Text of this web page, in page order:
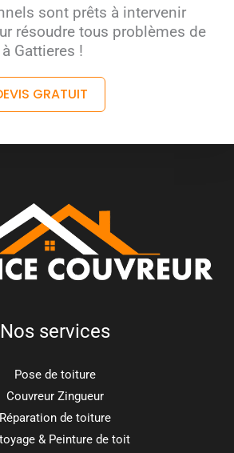
sont prêts à intervenir
résoudre tous problèmes de
Gattieres !
GRATUIT
Nos services
Pose de toiture
Couvreur Zingueur
Réparation de toiture
& Peinture de toit